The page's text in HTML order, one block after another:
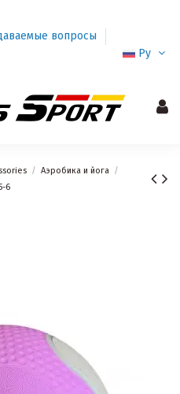
вопросы
Ру
Аэробика и йога
6